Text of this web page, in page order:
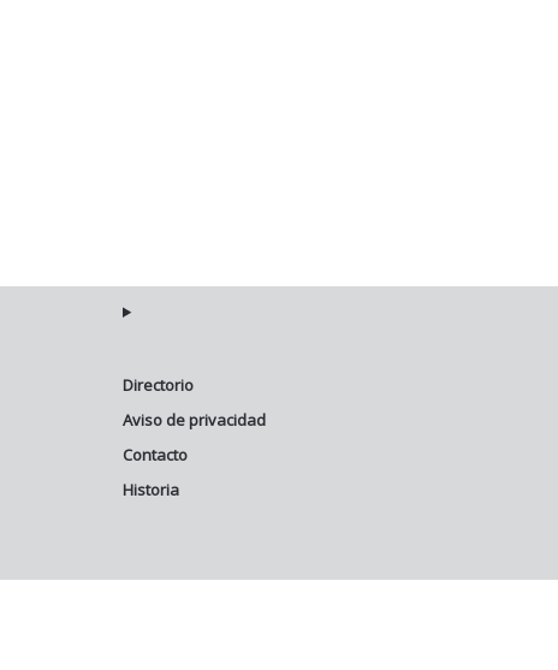
Directorio
Aviso de privacidad
Contacto
Historia